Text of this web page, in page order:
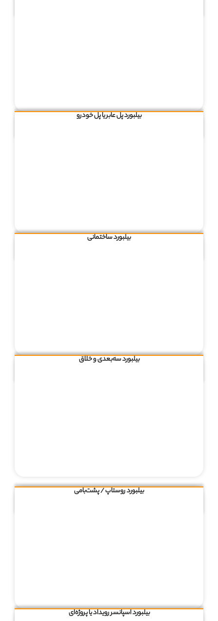
بیلبورد پل عابر یا پل خودرو
بیلبورد ساختمانی
بیلبورد سه‌بعدی و خلاق
بیلبورد روستاپ / پشت‌بامی
بیلبورد اسپانسر رویداد یا پروژه‌ای